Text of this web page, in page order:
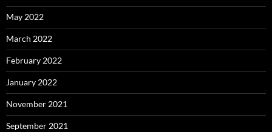
May 2022
March 2022
February 2022
January 2022
November 2021
September 2021